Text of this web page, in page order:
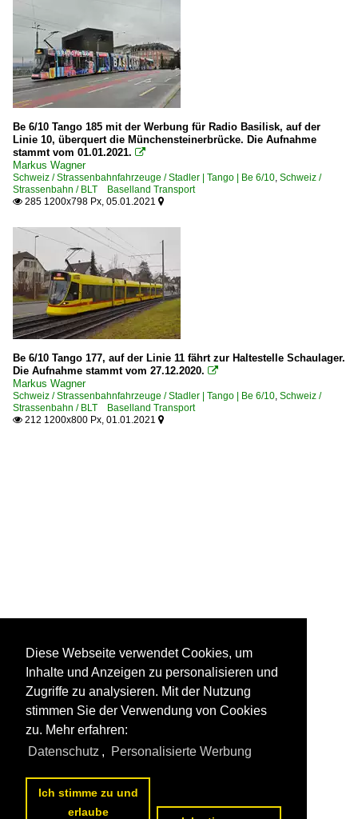
Be 6/10 Tango 185 mit der Werbung für Radio Basilisk, auf der
Linie 10, überquert die Münchensteinerbrücke. Die Aufnahme
stammt vom 01.01.2021. 
Markus Wagner
Schweiz / Strassenbahnfahrzeuge / Stadler | Tango | Be 6/10, Schweiz /
Strassenbahn / BLT Baselland Transport
 285 1200x798 Px, 05.01.2021 
Be 6/10 Tango 177, auf der Linie 11 fährt zur Haltestelle Schaulager.
Die Aufnahme stammt vom 27.12.2020. 
Markus Wagner
Schweiz / Strassenbahnfahrzeuge / Stadler | Tango | Be 6/10, Schweiz /
Strassenbahn / BLT Baselland Transport
 212 1200x800 Px, 01.01.2021 
Diese Webseite verwendet Cookies, um
Inhalte und Anzeigen zu personalisieren und
Zugriffe zu analysieren. Mit der Nutzung
stimmen Sie der Verwendung von Cookies
zu. Mehr erfahren:
Datenschutz , Personalisierte Werbung
Ich stimme zu und
erlaube